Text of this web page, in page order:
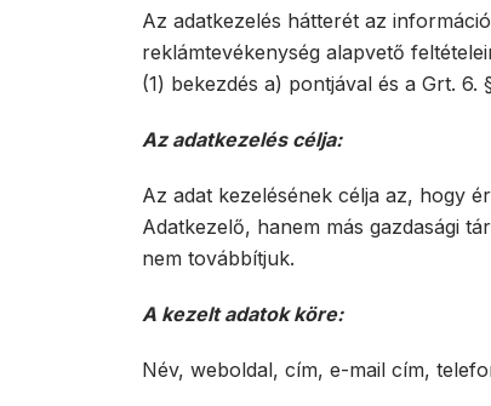
Az adatkezelés hátterét az
reklámtevékenység alapvető
(1) bekezdés a) pontjával és a Grt.
Az adatkezelés célja:
Az adat kezelésének célja az, hogy
Adatkezelő, hanem más gazdasági
nem továbbítjuk.
A kezelt adatok köre:
Név, weboldal, cím, e-mail cím,